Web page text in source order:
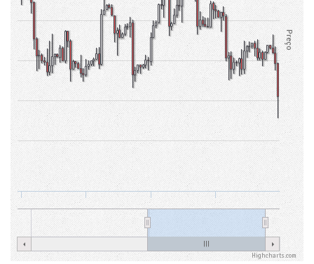
Preço
Highcharts.com